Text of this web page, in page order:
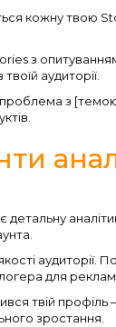
кожну твою
з
аудиторії.
з
детальну
для
твій
зростання.